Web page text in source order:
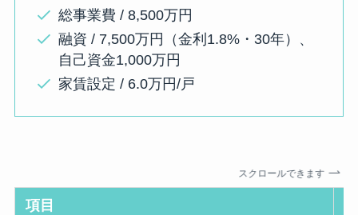
総事業費 / 8,500万円
融資 / 7,500万円（金利1.8%・30年）、
自己資金1,000万円
家賃設定 / 6.0万円/戸
スクロールできます
項目